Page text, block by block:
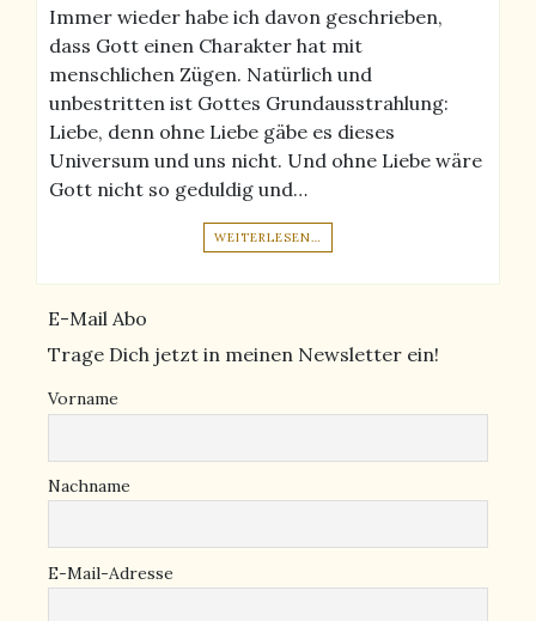
Immer wieder habe ich davon geschrieben,
dass Gott einen Charakter hat mit
menschlichen Zügen. Natürlich und
unbestritten ist Gottes Grundausstrahlung:
Liebe, denn ohne Liebe gäbe es dieses
Universum und uns nicht. Und ohne Liebe wäre
Gott nicht so geduldig und…
WEITERLESEN…
E-Mail Abo
Trage Dich jetzt in meinen Newsletter ein!
Vorname
Nachname
E-Mail-Adresse